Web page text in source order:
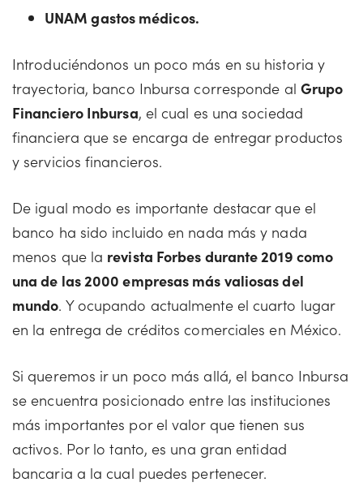
UNAM gastos médicos.
Introduciéndonos un poco más en su historia y
trayectoria, banco Inbursa corresponde al Grupo
Financiero Inbursa, el cual es una sociedad
financiera que se encarga de entregar productos
y servicios financieros.
De igual modo es importante destacar que el
banco ha sido incluido en nada más y nada
menos que la revista Forbes durante 2019 como
una de las 2000 empresas más valiosas del
mundo. Y ocupando actualmente el cuarto lugar
en la entrega de créditos comerciales en México.
Si queremos ir un poco más allá, el banco Inbursa
se encuentra posicionado entre las instituciones
más importantes por el valor que tienen sus
activos. Por lo tanto, es una gran entidad
bancaria a la cual puedes pertenecer.